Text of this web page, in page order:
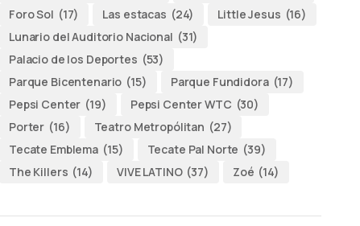
Foro Sol (17) Las estacas (24) Little Jesus (16)
Lunario del Auditorio Nacional (31)
Palacio de los Deportes (53)
Parque Bicentenario (15) Parque Fundidora (17)
Pepsi Center (19) Pepsi Center WTC (30)
Porter (16) Teatro Metropólitan (27)
Tecate Emblema (15) Tecate Pal Norte (39)
The Killers (14) VIVE LATINO (37) Zoé (14)